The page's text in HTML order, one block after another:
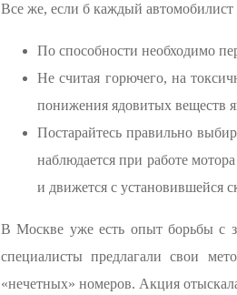
Все же, если б каждый автомобилист
По способности необходимо
Не считая горючего, на
понижения ядовитых веществ
Постарайтесь правильно
наблюдается при работе
и движется с установившейся
В Москве уже есть опыт борьбы с
специалисты предлагали свои
«нечетных» номеров. Акция